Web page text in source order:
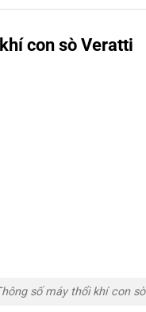
con sò Veratti
số máy thổi khí con sò